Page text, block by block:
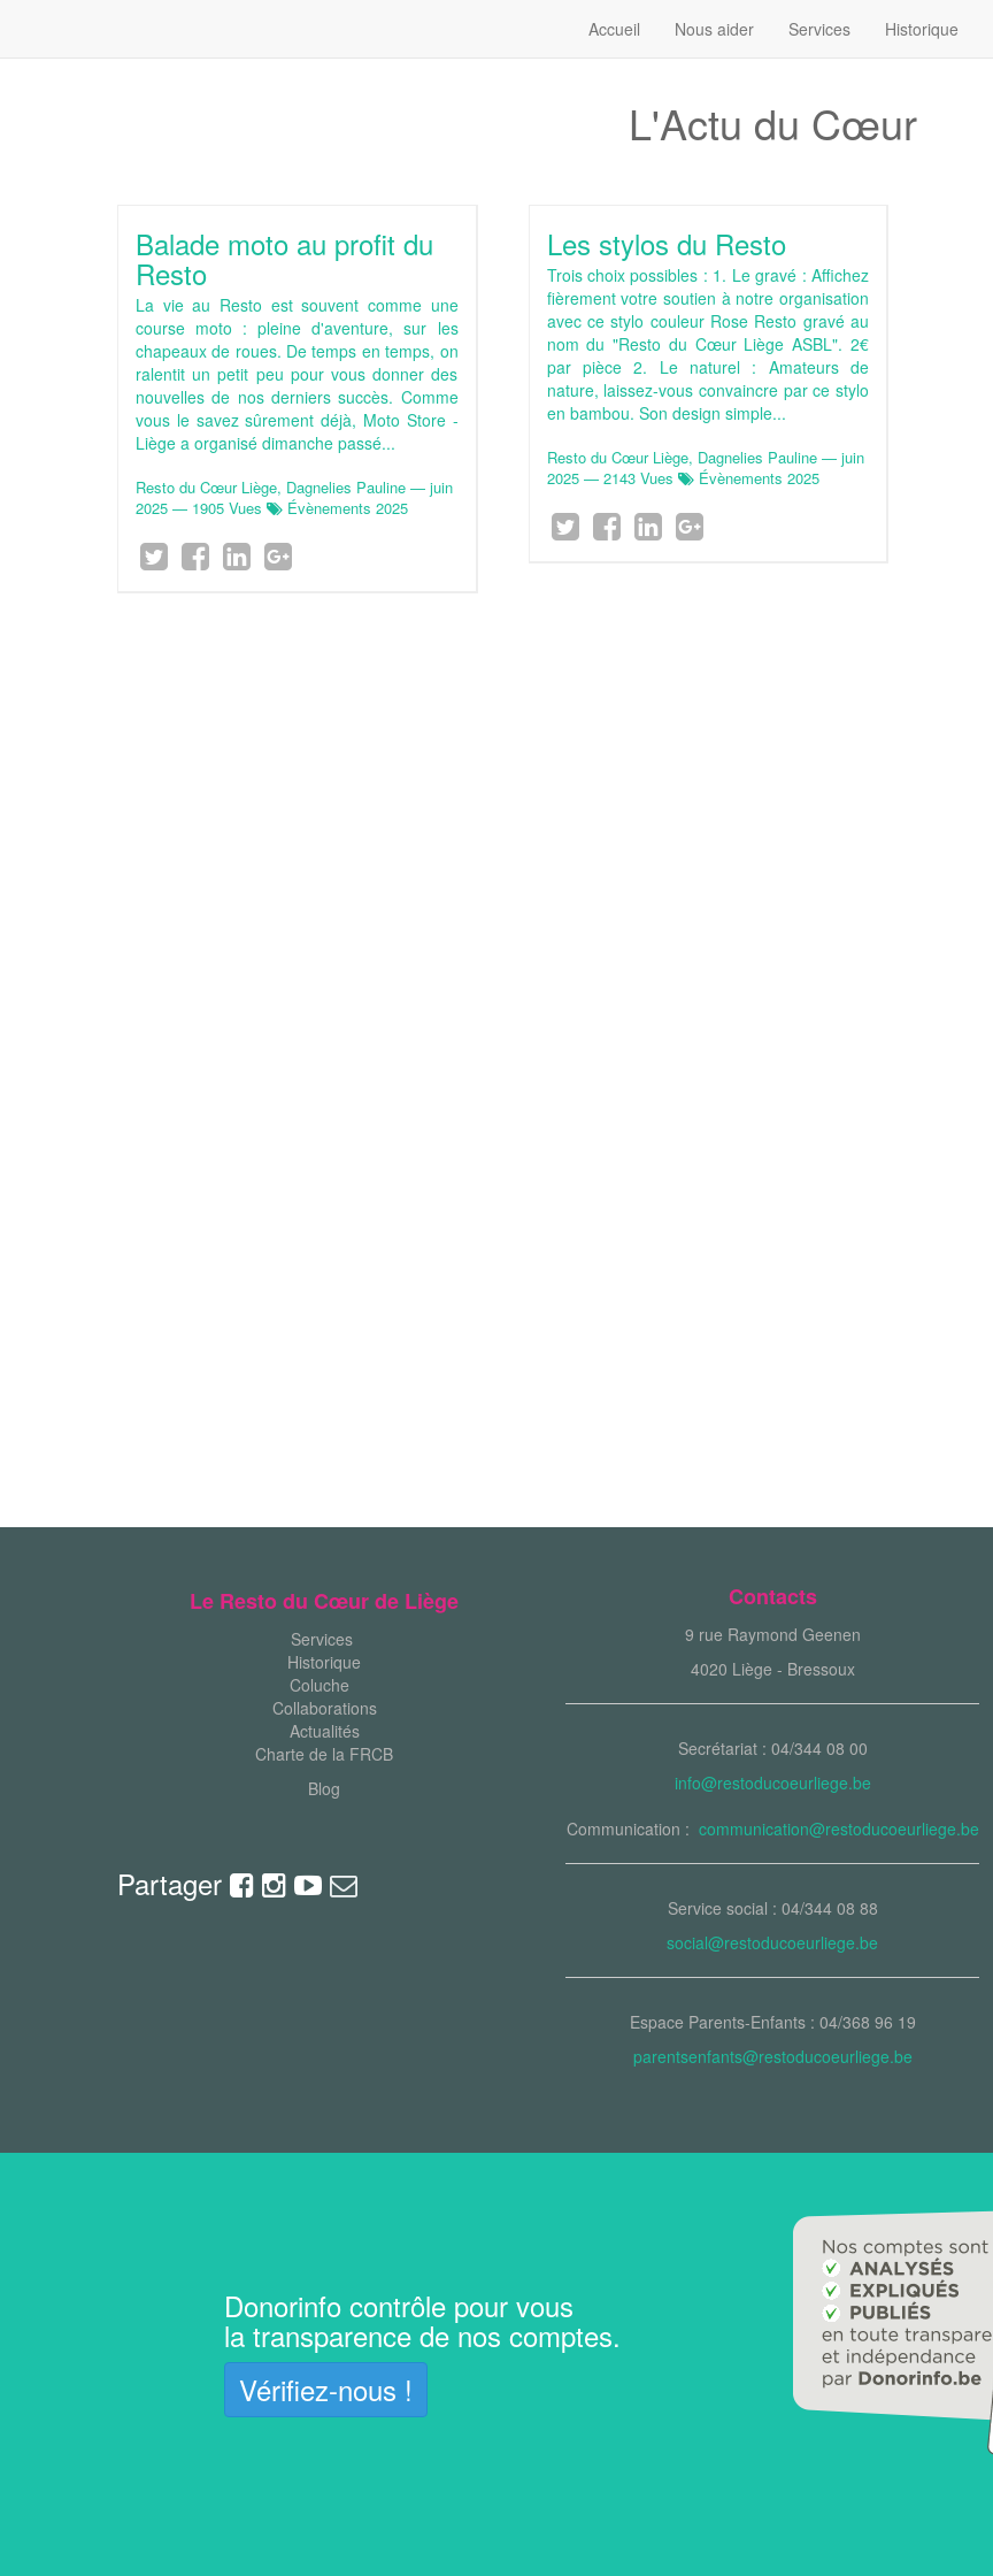
Accueil Nous aider Services Historique
L'Actu du Cœur
Balade moto au profit du
Resto
La vie au Resto est souvent comme une
course moto : pleine d'aventure, sur les
chapeaux de roues. De temps en temps, on
ralentit un petit peu pour vous donner des
nouvelles de nos derniers succès. Comme
vous le savez sûrement déjà, Moto Store -
Liège a organisé dimanche passé...
Resto du Cœur Liège, Dagnelies Pauline — juin
2025 — 1905 Vues Évènements 2025
Les stylos du Resto
Trois choix possibles : 1. Le gravé : Affichez
fièrement votre soutien à notre organisation
avec ce stylo couleur Rose Resto gravé au
nom du "Resto du Cœur Liège ASBL". 2€
par pièce 2. Le naturel : Amateurs de
nature, laissez-vous convaincre par ce stylo
en bambou. Son design simple...
Resto du Cœur Liège, Dagnelies Pauline— juin
2025 — 2143 Vues Évènements 2025
Le Resto du Cœur de Liège
Services
Historique
Coluche
Collaborations
Actualités
Charte de la FRCB
Blog
Partager
Contacts
9 rue Raymond Geenen
4020 Liège - Bressoux
Secrétariat : 04/344 08 00
info@restoducoeurliege.be
Communication : communication@restoducoeurliege.be
Service social : 04/344 08 88
social@restoducoeurliege.be
Espace Parents-Enfants : 04/368 96 19
parentsenfants@restoducoeurliege.be
Donorinfo contrôle pour vous
la transparence de nos comptes.
Vérifiez-nous !